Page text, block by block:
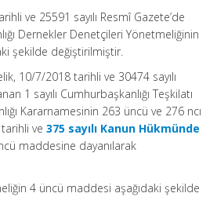
ve 25591 sayılı Resmî Gazete’de
Dernekler Denetçileri Yönetmeliğinin
şekilde değiştirilmiştir.
10/7/2018 tarihli ve 30474 sayılı
1 sayılı Cumhurbaşkanlığı Teşkilatı
Kararnamesinin 263 üncü ve 276 ncı
ve 375 sayılı Kanun Hükmünde
maddesine dayanılarak
4 üncü maddesi aşağıdaki şekilde